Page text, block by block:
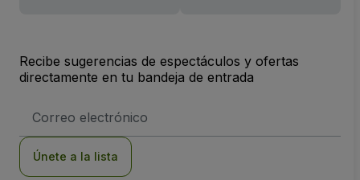
Recibe sugerencias de espectáculos y ofertas
directamente en tu bandeja de entrada
de
Únete a la lista